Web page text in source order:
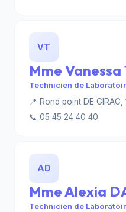
VT
Mme Vanessa
Technicien de
📍 Rond point DE
📞 05 45 24 40 40
AD
Mme Alexia
Technicien de